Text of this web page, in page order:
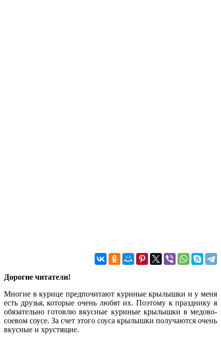
Дорогие читатели!
Многие в курице предпочитают куриные крылышки и у меня
есть друзья, которые очень любят их. Поэтому к празднику я
обязательно готовлю вкусные куриные крылышки в медово-
соевом соусе. За счет этого соуса крылышки получаются очень
вкусные и хрустящие.